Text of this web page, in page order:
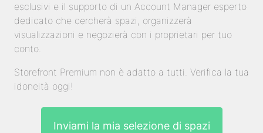
esclusivi e il supporto di un Account Manager esperto
dedicato che cercherà spazi, organizzerà
visualizzazioni e negozierà con i proprietari per tuo
conto.
Storefront Premium non è adatto a tutti. Verifica la tua
idoneità oggi!
Inviami la mia selezione di spazi